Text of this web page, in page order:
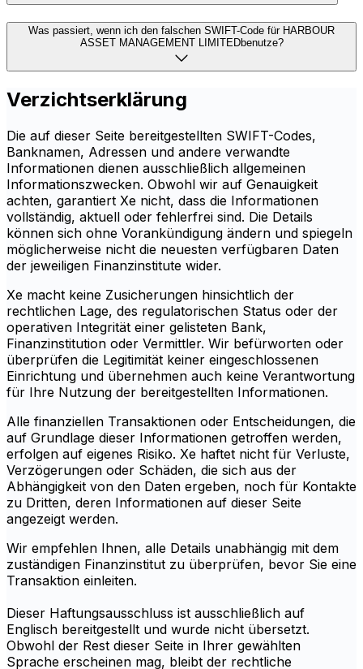
Was passiert, wenn ich den falschen SWIFT-Code für HARBOUR
ASSET MANAGEMENT LIMITEDbenutze?
Verzichtserklärung
Die auf dieser Seite bereitgestellten SWIFT-Codes,
Banknamen, Adressen und andere verwandte
Informationen dienen ausschließlich allgemeinen
Informationszwecken. Obwohl wir auf Genauigkeit
achten, garantiert Xe nicht, dass die Informationen
vollständig, aktuell oder fehlerfrei sind. Die Details
können sich ohne Vorankündigung ändern und spiegeln
möglicherweise nicht die neuesten verfügbaren Daten
der jeweiligen Finanzinstitute wider.
Xe macht keine Zusicherungen hinsichtlich der
rechtlichen Lage, des regulatorischen Status oder der
operativen Integrität einer gelisteten Bank,
Finanzinstitution oder Vermittler. Wir befürworten oder
überprüfen die Legitimität keiner eingeschlossenen
Einrichtung und übernehmen auch keine Verantwortung
für Ihre Nutzung der bereitgestellten Informationen.
Alle finanziellen Transaktionen oder Entscheidungen, die
auf Grundlage dieser Informationen getroffen werden,
erfolgen auf eigenes Risiko. Xe haftet nicht für Verluste,
Verzögerungen oder Schäden, die sich aus der
Abhängigkeit von den Daten ergeben, noch für Kontakte
zu Dritten, deren Informationen auf dieser Seite
angezeigt werden.
Wir empfehlen Ihnen, alle Details unabhängig mit dem
zuständigen Finanzinstitut zu überprüfen, bevor Sie eine
Transaktion einleiten.
Dieser Haftungsausschluss ist ausschließlich auf
Englisch bereitgestellt und wurde nicht übersetzt.
Obwohl der Rest dieser Seite in Ihrer gewählten
Sprache erscheinen mag, bleibt der rechtliche